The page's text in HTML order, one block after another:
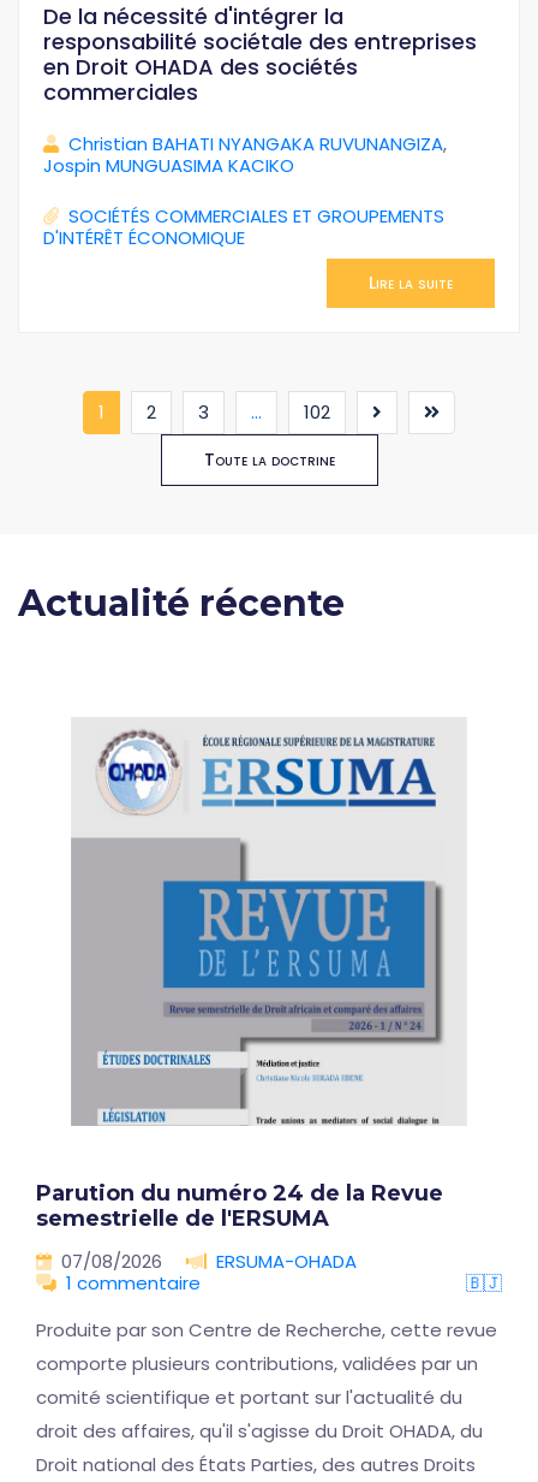
De la nécessité d'intégrer la
responsabilité sociétale des entreprises
en Droit OHADA des sociétés
commerciales
Christian BAHATI NYANGAKA RUVUNANGIZA,
Jospin MUNGUASIMA KACIKO
SOCIÉTÉS COMMERCIALES ET GROUPEMENTS
D'INTÉRÊT ÉCONOMIQUE
Lire la suite
1 (current)
2 3 ... 102
Toute la doctrine
Actualité récente
Parution du numéro 24 de la Revue
semestrielle de l'ERSUMA
07/08/2026
ERSUMA-OHADA
1 commentaire
🇧🇯
Produite par son Centre de Recherche, cette revue
comporte plusieurs contributions, validées par un
comité scientifique et portant sur l'actualité du
droit des affaires, qu'il s'agisse du Droit OHADA, du
Droit national des États Parties, des autres Droits